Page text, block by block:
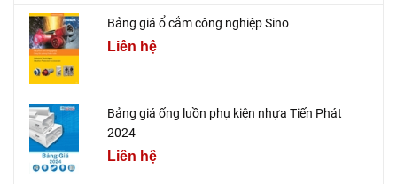
Bảng giá ổ cắm công nghiệp Sino
Liên hệ
Bảng giá ống luồn phụ kiện nhựa Tiến Phát
2024
Liên hệ